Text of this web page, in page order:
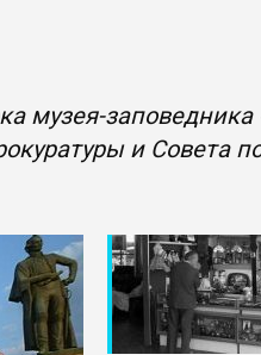
музея-заповедника
и Совета